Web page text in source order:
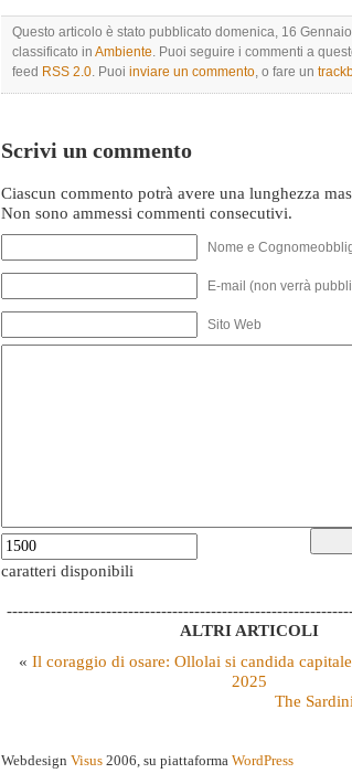
Questo articolo è stato pubblicato domenica, 16
classificato in Ambiente . Puoi seguire i commenti a
feed RSS 2.0 . Puoi inviare un commento , o fare un
Scrivi un commento
Ciascun commento potrà avere una lunghezza
Non sono ammessi commenti consecutivi.
Nome e
E-mail (non verrà
Sito Web
caratteri disponibili
ALTRI ARTICOLI
« Il coraggio di osare: Ollolai si candida
2025
The
Webdesign Visus 2006, su piattaforma WordPress